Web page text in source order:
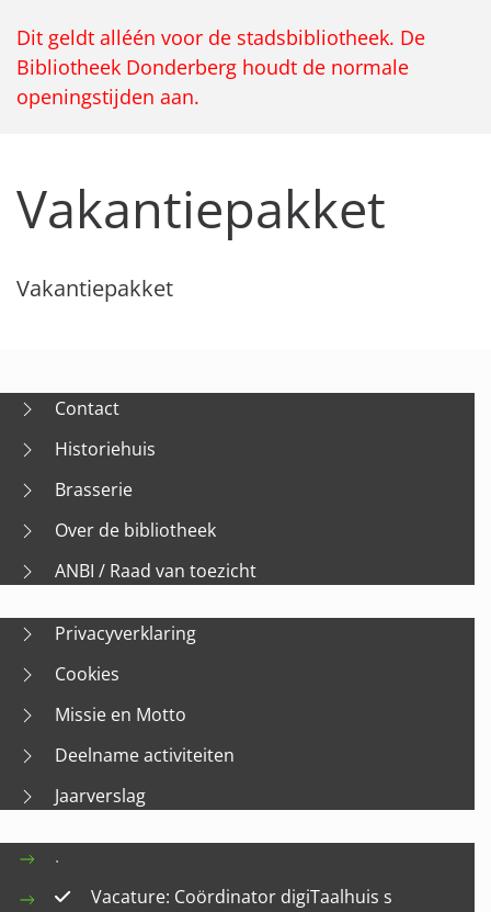
Dit geldt alléén voor de stadsbibliotheek. De
Bibliotheek Donderberg houdt de normale
openingstijden aan.
Vakantiepakket
Vakantiepakket
Contact
Historiehuis
Brasserie
Over de bibliotheek
ANBI / Raad van toezicht
Privacyverklaring
Cookies
Missie en Motto
Deelname activiteiten
Jaarverslag
.
Vacature: Coördinator digiTaalhuis s